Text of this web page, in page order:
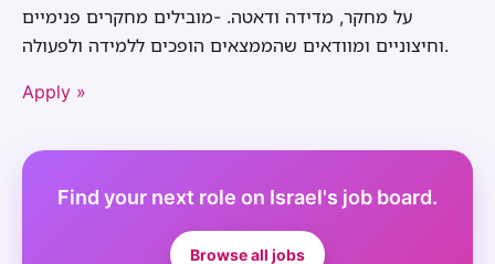
על מחקר, מדידה ודאטה. -מובילים מחקרים פנימיים
וחיצוניים ומוודאים שהממצאים הופכים ללמידה ולפעולה.
Apply »
Find your next role on Israel's job board.
Browse all jobs